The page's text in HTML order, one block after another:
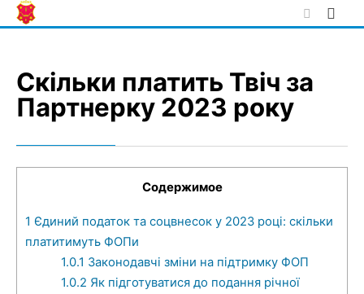
Skip
to
Скільки платить Твіч за
Партнерку 2023 року
Содержимое
1 Єдиний податок та соцвнесок у 2023 році: скільки
платитимуть ФОПи
1.0.1 Законодавчі зміни на підтримку ФОП
1.0.2 Як підготуватися до подання річної